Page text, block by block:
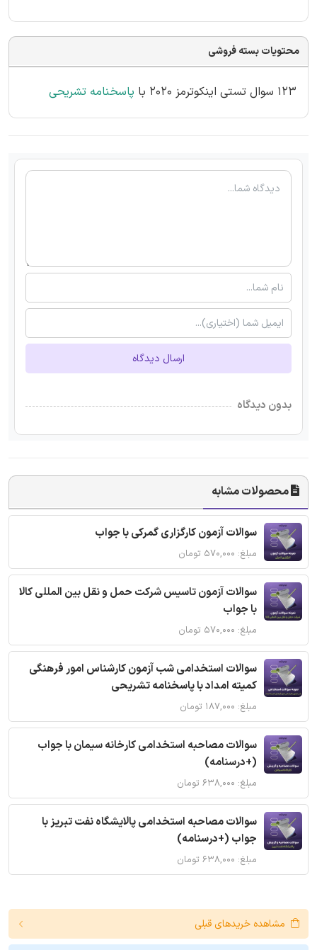
محتویات بسته فروشی
123 سوال تستی اینکوترمز 2020 با پاسخنامه تشریحی
ارسال دیدگاه
بدون دیدگاه
محصولات مشابه
سوالات آزمون کارگزاری گمرکی با جواب
مبلغ: ۵۷۰,۰۰۰ تومان
سوالات آزمون تاسیس شرکت حمل و نقل بین المللی کالا
با جواب
مبلغ: ۵۷۰,۰۰۰ تومان
سوالات استخدامی شب آزمون کارشناس امور فرهنگی
کمیته امداد با پاسخنامه تشریحی
مبلغ: ۱۸۷,۰۰۰ تومان
سوالات مصاحبه استخدامی کارخانه سیمان با جواب
(+درسنامه)
مبلغ: ۶۳۸,۰۰۰ تومان
سوالات مصاحبه استخدامی پالایشگاه نفت تبریز با
جواب (+درسنامه)
مبلغ: ۶۳۸,۰۰۰ تومان
مشاهده خریدهای قبلی